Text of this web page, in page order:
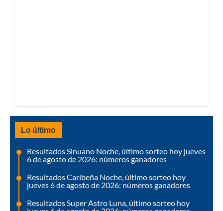
Lo último
Resultados Sinuano Noche, último sorteo hoy jueves
6 de agosto de 2026: números ganadores
Resultados Caribeña Noche, último sorteo hoy
jueves 6 de agosto de 2026: números ganadores
Resultados Super Astro Luna, último sorteo hoy